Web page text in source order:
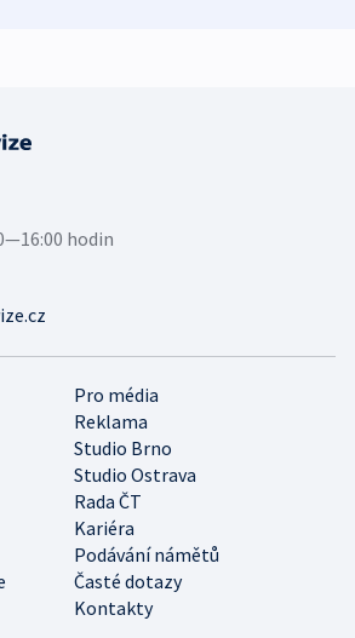
Pro média
Reklama
Studio Brno
Studio Ostrava
Rada ČT
Kariéra
Podávání námětů
Časté dotazy
Kontakty
hodin